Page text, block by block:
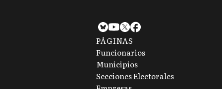
PÁGINAS
Funcionarios
Municipios
Secciones Electorales